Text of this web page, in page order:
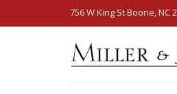
756 W King St Boone, NC